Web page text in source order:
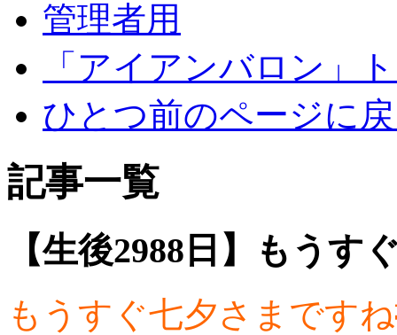
管理者用
「アイアンバロン」
ひとつ前のページに
記事一覧
【生後2988日】もうす
もうすぐ七夕さまです